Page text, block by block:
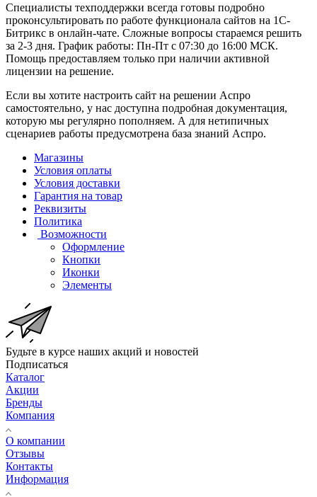
Специалисты техподдержки всегда готовы подробно
проконсультировать по работе функционала сайтов на 1С-
Битрикс в онлайн-чате. Сложные вопросы стараемся решить
за 2-3 дня. График работы: Пн-Пт с 07:30 до 16:00 МСК.
Помощь предоставляем только при наличии активной
лицензии на решение.
Если вы хотите настроить сайт на решении Аспро
самостоятельно, у нас доступна подробная документация,
которую мы регулярно пополняем. А для нетипичных
сценариев работы предусмотрена база знаний Аспро.
Магазины
Условия оплаты
Условия доставки
Гарантия на товар
Реквизиты
Политика
Возможности
Оформление
Кнопки
Иконки
Элементы
Будьте в курсе наших акций и новостей
Подписаться
Каталог
Акции
Бренды
Компания
О компании
Отзывы
Контакты
Информация